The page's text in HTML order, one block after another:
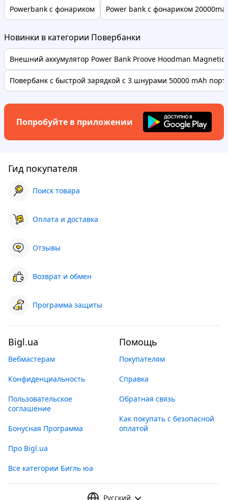
Powerbank с фонариком Power bank с фонариком
Новинки в категории Повербанки
Внешний аккумулятор Power Bank Proove Hoodman Magnetic
Повербанк с быстрой зарядкой с 3 шнурами 50000 mAh
Попробуйте в приложении
Гид покупателя
Поиск товара
Оплата и доставка
Отзывы
Возврат и обмен
Программа защиты
Bigl.ua
Вебмастерам
Конфиденциальность
Пользовательское
соглашение
Бонусная Программа
Про Bigl.ua
Все категории Бигль юа
Помощь
Покупателям
Справка
Обратная связь
Как покупать с безопасной
оплатой
Русский